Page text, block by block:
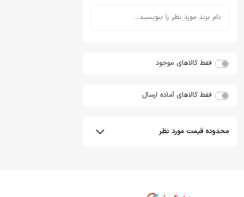
فقط کالاهای موجود
فقط کالاهای آماده ارسال
محدوده قیمت مورد نظر